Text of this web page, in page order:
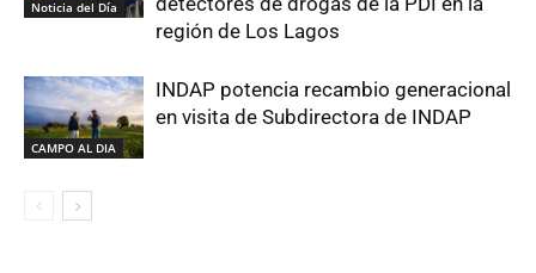
Noticia del Día
región de Los Lagos
CAMPO AL DIA
INDAP potencia recambio generacional
en visita de Subdirectora de INDAP